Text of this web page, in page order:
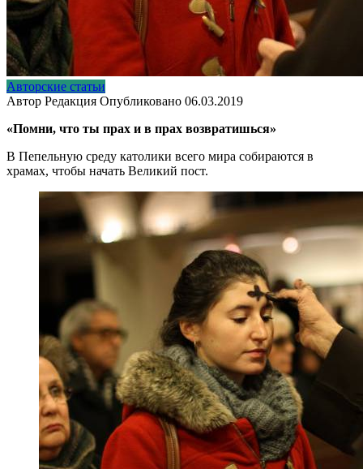
Авторские статьи
Автор Редакция Опубликовано 06.03.2019
«Помни, что ты прах и в прах возвратишься»
В Пепельную среду католики всего мира собираются в
храмах, чтобы начать Великий пост.